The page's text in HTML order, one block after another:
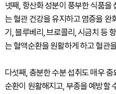
넷째, 항산화 성분이 풍부한 식품을
는 혈관 건강을 유지하고 염증을 완
기, 블루베리, 브로콜리, 시금치 등
는 혈액순환을 원활하게 하고 혈관
다섯째, 충분한 수분 섭취도 매우
순환이 원활해지고, 부종을 예방할